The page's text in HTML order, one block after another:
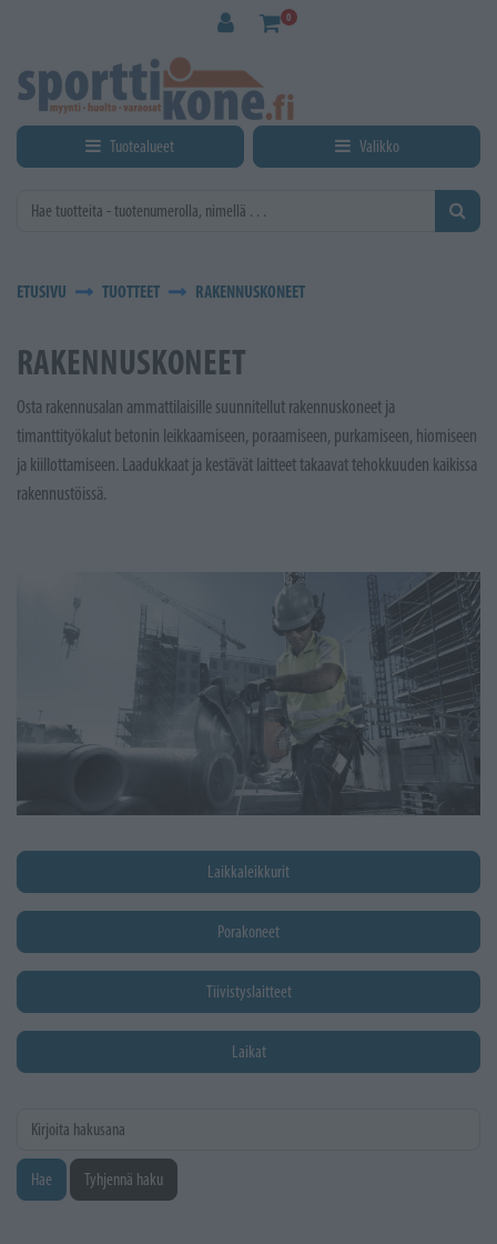
0
Tuotealueet Valikko
ETUSIVU TUOTTEET RAKENNUSKONEET
RAKENNUSKONEET
Osta rakennusalan ammattilaisille suunnitellut rakennuskoneet ja
timanttityökalut betonin leikkaamiseen, poraamiseen, purkamiseen, hiomiseen
ja kiillottamiseen. Laadukkaat ja kestävät laitteet takaavat tehokkuuden kaikissa
rakennustöissä.
Laikkaleikkurit
Porakoneet
Tiivistyslaitteet
Laikat
Kirjoita hakusana
Hae Tyhjennä haku